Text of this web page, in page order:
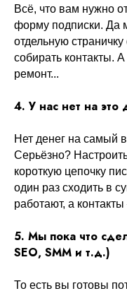
Всё, что вам нужно
форму подписки. Да
отдельную
собирать контакты.
ремонт...
4. У нас нет на это
Нет денег на самый
Серьёзно?
короткую цепочку
один раз сходить в
работают, а
5. Мы пока что
SEO, SMM и т.д.)
То есть вы готовы